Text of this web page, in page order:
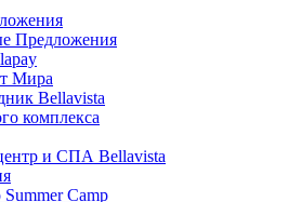
Предложения
Мира
Bellavista
комплекса
и СПА Bellavista
Camp